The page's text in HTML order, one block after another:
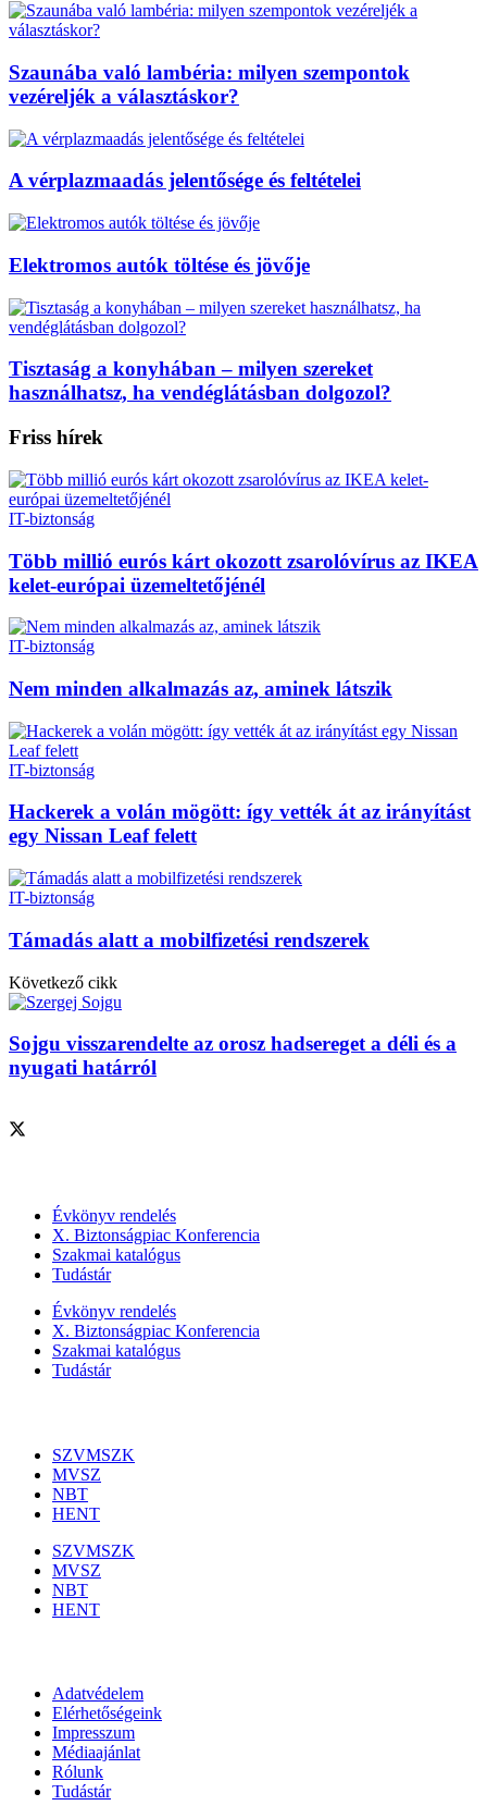
Szaunába való lambéria: milyen szempontok
vezéreljék a választáskor?
A vérplazmaadás jelentősége és feltételei
Elektromos autók töltése és jövője
Tisztaság a konyhában – milyen szereket
használhatsz, ha vendéglátásban dolgozol?
Friss hírek
IT-biztonság
Több millió eurós kárt okozott zsarolóvírus az IKEA
kelet-európai üzemeltetőjénél
IT-biztonság
Nem minden alkalmazás az, aminek látszik
IT-biztonság
Hackerek a volán mögött: így vették át az irányítást
egy Nissan Leaf felett
IT-biztonság
Támadás alatt a mobilfizetési rendszerek
Következő cikk
Sojgu visszarendelte az orosz hadsereget a déli és a
nyugati határról
Évkönyv rendelés
X. Biztonságpiac Konferencia
Szakmai katalógus
Tudástár
Évkönyv rendelés
X. Biztonságpiac Konferencia
Szakmai katalógus
Tudástár
SZVMSZK
MVSZ
NBT
HENT
SZVMSZK
MVSZ
NBT
HENT
Adatvédelem
Elérhetőségeink
Impresszum
Médiaajánlat
Rólunk
Tudástár